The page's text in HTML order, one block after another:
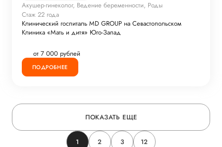
Акушер-гинеколог, Ведение беременности, Роды
Стаж 22 года
Клинический госпиталь MD GROUP на Севастопольском
Клиника «Мать и дитя» Юго-Запад
от 7 000 рублей
ПОДРОБНЕЕ
ПОКАЗАТЬ ЕЩЕ
1 2 3 12